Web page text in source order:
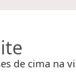
de cima na